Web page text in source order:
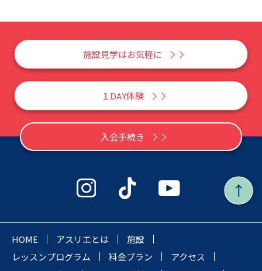
施設見学はお気軽に
１DAY体験
入会手続き
HOME アスリエとは
施設
レッスンプログラム
料金プラン
アクセス